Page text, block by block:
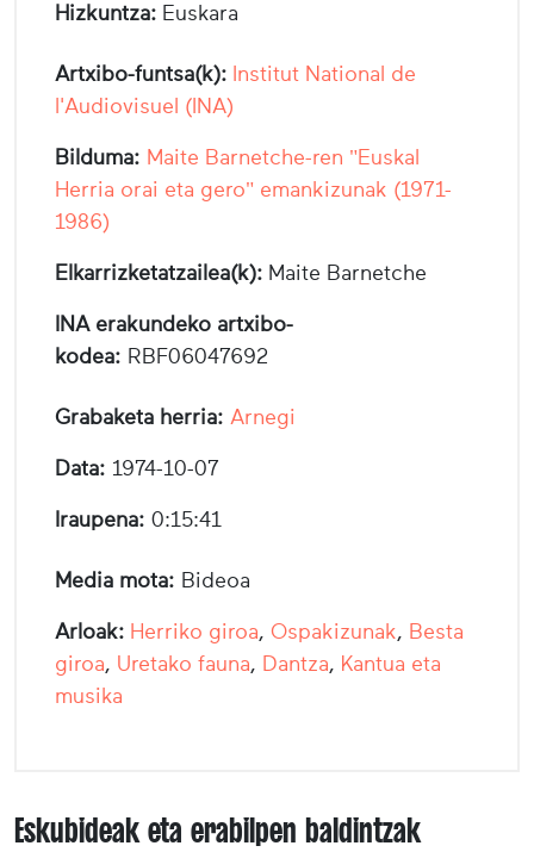
Hizkuntza: Euskara
Artxibo-funtsa(k): Institut National de
l'Audiovisuel (INA)
Bilduma: Maite Barnetche-ren "Euskal
Herria orai eta gero" emankizunak (1971-
1986)
Elkarrizketatzailea(k): Maite Barnetche
INA erakundeko artxibo-
kodea: RBF06047692
Grabaketa herria: Arnegi
Data: 1974-10-07
Iraupena: 0:15:41
Media mota: Bideoa
Arloak: Herriko giroa, Ospakizunak, Besta
giroa, Uretako fauna, Dantza, Kantua eta
musika
Eskubideak eta erabilpen baldintzak